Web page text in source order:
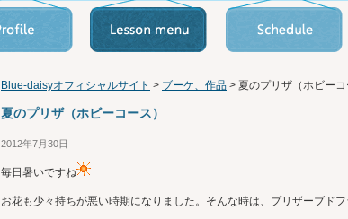
Blue-daisyオフィシャルサイト > ブーケ、作品 > 夏のプリザ（ホビーコ
夏のプリザ（ホビーコース）
2012年7月30日
毎日暑いですね
お花も少々持ちが悪い時期になりました。そんな時は、プリザーブドフ